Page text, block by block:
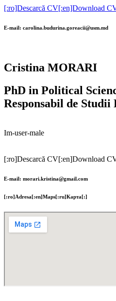
[:ro]Descarcă CV[:en]Download
E-mail: carolina.budurina.goreacii@usm.md
Cristina MORARI
PhD in Political
Responsabil de Studii
Im-user-male
[:ro]Descarcă CV[:en]Download
E-mail: morari.kristina@gmail.com
[:ro]Adresa[:en]Maps[:ru]Карта[:]